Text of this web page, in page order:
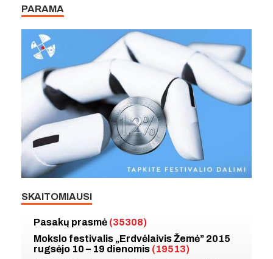
PARAMA
SKAITOMIAUSI
Pasakų prasmė (35308)
Mokslo festivalis „Erdvėlaivis Žemė” 2015
rugsėjo 10 – 19 dienomis (19513)